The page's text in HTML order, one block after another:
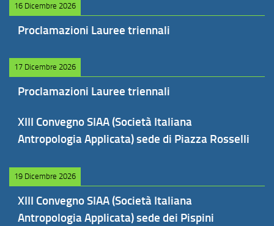
16 Dicembre 2026
Proclamazioni Lauree triennali
17 Dicembre 2026
Proclamazioni Lauree triennali
XIII Convegno SIAA (Società Italiana
Antropologia Applicata) sede di Piazza Rosselli
19 Dicembre 2026
XIII Convegno SIAA (Società Italiana
Antropologia Applicata) sede dei Pispini